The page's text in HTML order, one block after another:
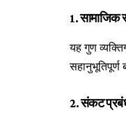
1. सामाजिक
यह गुण
सहानुभूतिपूर्ण
2. संकट